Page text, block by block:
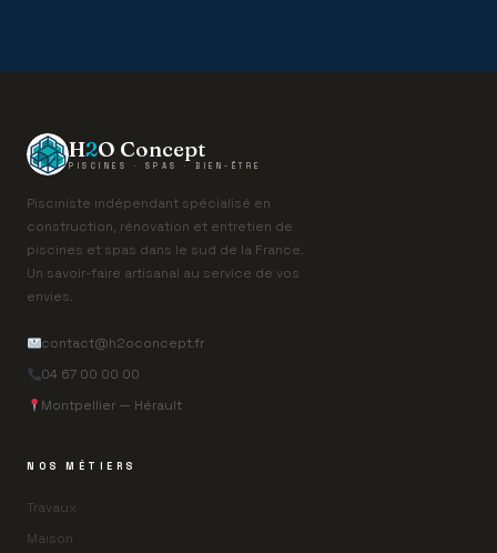
H2O Concept
PISCINES · SPAS · BIEN-ÊTRE
Pisciniste indépendant spécialisé en
construction, rénovation et entretien de
piscines et spas dans le sud de la France.
Un savoir-faire artisanal au service de vos
envies.
contact@h2oconcept.fr
04 67 00 00 00
Montpellier — Hérault
NOS MÉTIERS
Travaux
Maison